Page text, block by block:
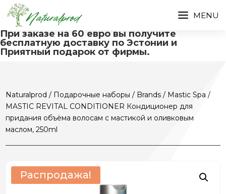
При заказе на 60 евро вы получите
бесплатную доставку по Эстонии и
Приятный подарок от фирмы.
Naturalprod / Подарочные наборы / Brands / Mastic Spa /
MASTIC REVITAL CONDITIONER Кондиционер для
придания объёма волосам с мастикой и оливковым
маслом, 250ml
Распродажа!